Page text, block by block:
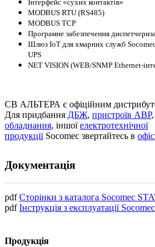
Інтерфейс «сухих контактів»
MODBUS RTU (RS485)
MODBUS TCP
Програмне забезпечення
Шлюз IoT для хмарних служб
UPS
NET VISION (WEB/SNMP Ethernet-
СВ АЛЬТЕРА є офіційним
Для придбання ДБЖ, пристроїв АВР,
обладнання, іншоїелектротехнічної
продукціїSocomec звертайтесь в
Документація
pdf Сторінки з каталога Socomec
pdf Інструкція з експлуатації
Продукція